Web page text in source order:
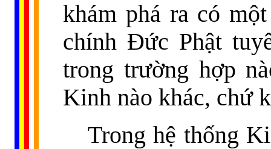
khám phá ra có
chính Đức Phật
trong trường hợp
Kinh nào khác, chứ
Trong hệ thống